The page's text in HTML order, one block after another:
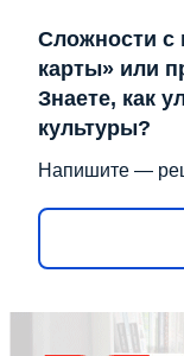
Сложности с
карты» или
Знаете, как
культуры?
Напишите —